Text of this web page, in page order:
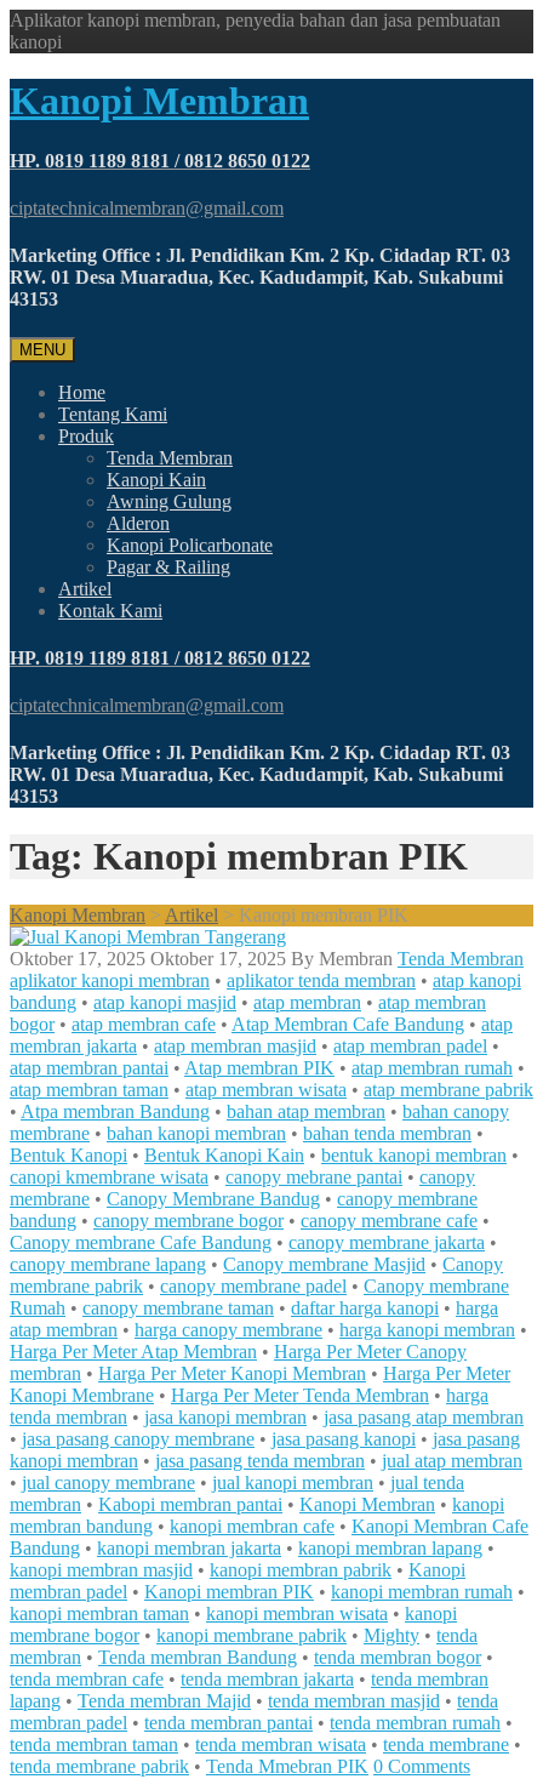
Aplikator kanopi membran, penyedia bahan dan jasa pembuatan
kanopi
Kanopi Membran
HP. 0819 1189 8181 / 0812 8650 0122
ciptatechnicalmembran@gmail.com
Marketing Office : Jl. Pendidikan Km. 2 Kp. Cidadap RT. 03
RW. 01 Desa Muaradua, Kec. Kadudampit, Kab. Sukabumi
43153
MENU
Home
Tentang Kami
Produk
Tenda Membran
Kanopi Kain
Awning Gulung
Alderon
Kanopi Policarbonate
Pagar & Railing
Artikel
Kontak Kami
HP. 0819 1189 8181 / 0812 8650 0122
ciptatechnicalmembran@gmail.com
Marketing Office : Jl. Pendidikan Km. 2 Kp. Cidadap RT. 03
RW. 01 Desa Muaradua, Kec. Kadudampit, Kab. Sukabumi
43153
Tag: Kanopi membran PIK
Kanopi Membran > Artikel > Kanopi membran PIK
Oktober 17, 2025 Oktober 17, 2025 By Membran Tenda Membran
aplikator kanopi membran • aplikator tenda membran • atap kanopi
bandung • atap kanopi masjid • atap membran • atap membran
bogor• atap membran cafe • Atap Membran Cafe Bandung • atap
membran jakarta • atap membran masjid • atap membran padel •
atap membran pantai • Atap membran PIK • atap membran rumah •
atap membran taman • atap membran wisata • atap membrane pabrik
• Atpa membran Bandung • bahan atap membran • bahan canopy
membrane • bahan kanopi membran • bahan tenda membran •
Bentuk Kanopi • Bentuk Kanopi Kain • bentuk kanopi membran •
canopi kmembrane wisata • canopy mebrane pantai • canopy
membrane • Canopy Membrane Bandug • canopy membrane
bandung • canopy membrane bogor• canopy membrane cafe •
Canopy membrane Cafe Bandung • canopy membrane jakarta •
canopy membrane lapang • Canopy membrane Masjid • Canopy
membrane pabrik • canopy membrane padel • Canopy membrane
Rumah • canopy membrane taman • daftar harga kanopi • harga
atap membran • harga canopy membrane • harga kanopi membran •
Harga Per Meter Atap Membran • Harga Per Meter Canopy
membran • Harga Per Meter Kanopi Membran • Harga Per Meter
Kanopi Membrane • Harga Per Meter Tenda Membran • harga
tenda membran • jasa kanopi membran • jasa pasang atap membran
• jasa pasang canopy membrane • jasa pasang kanopi • jasa pasang
kanopi membran • jasa pasang tenda membran • jual atap membran
• jual canopy membrane • jual kanopi membran • jual tenda
membran • Kabopi membran pantai • Kanopi Membran • kanopi
membran bandung • kanopi membran cafe • Kanopi Membran Cafe
Bandung • kanopi membran jakarta • kanopi membran lapang •
kanopi membran masjid • kanopi membran pabrik • Kanopi
membran padel • Kanopi membran PIK • kanopi membran rumah •
kanopi membran taman • kanopi membran wisata • kanopi
membrane bogor• kanopi membrane pabrik • Mighty • tenda
membran • Tenda membran Bandung • tenda membran bogor•
tenda membran cafe • tenda membran jakarta • tenda membran
lapang • Tenda membran Majid • tenda membran masjid • tenda
membran padel • tenda membran pantai • tenda membran rumah •
tenda membran taman • tenda membran wisata • tenda membrane •
tenda membrane pabrik • Tenda Mmebran PIK 0 Comments